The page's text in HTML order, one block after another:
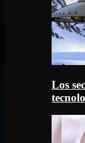
Los